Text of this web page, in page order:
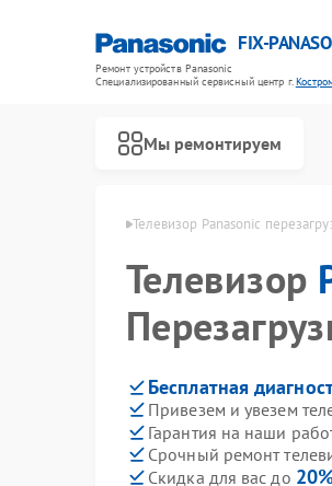
FIX-
Ремонт устройств Panasonic
Специализированный cервисный центр г.
Мы ремонтируем
Телевизор Panasonic
Телевизор
Бесплатная
Привезем и увезем
Гарантия на наши
Срочный ремонт
Скидка для вас до